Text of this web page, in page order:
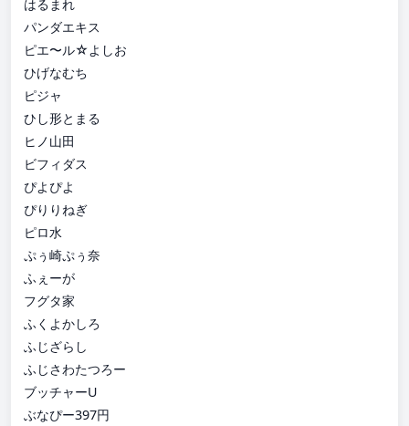
はるまれ
パンダエキス
ピエ〜ル☆よしお
ひげなむち
ピジャ
ひし形とまる
ヒノ山田
ビフィダス
ぴよぴよ
ぴりりねぎ
ピロ水
ぷぅ崎ぷぅ奈
ふぇーが
フグタ家
ふくよかしろ
ふじざらし
ふじさわたつろー
ブッチャーU
ぶなぴー397円